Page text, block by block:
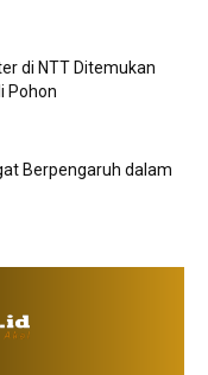
di NTT Ditemukan
Pohon
Berpengaruh dalam